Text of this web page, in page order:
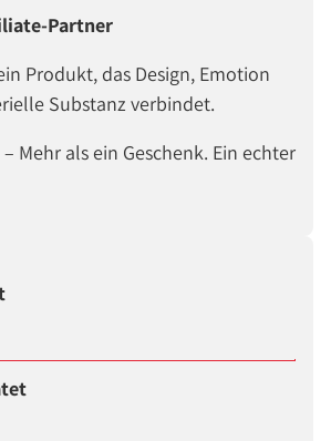
Partner
Produkt, das Design, Emotion
Substanz verbindet.
Mehr als ein Geschenk. Ein echter